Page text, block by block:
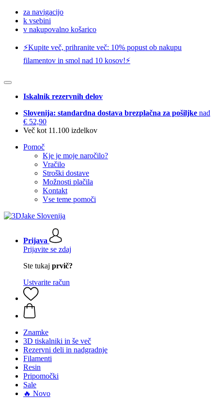
za navigacijo
k vsebini
v nakupovalno košarico
⚡️Kupite več, prihranite več: 10% popust ob nakupu
filamentov in smol nad 10 kosov!⚡️
Iskalnik rezervnih delov
Slovenija: standardna dostava brezplačna za pošiljke nad
€ 52,90
Več kot 11.100 izdelkov
Pomoč
Kje je moje naročilo?
Vračilo
Stroški dostave
Možnosti plačila
Kontakt
Vse teme pomoči
Prijava
Prijavite se zdaj
Ste tukaj prvič?
Ustvarite račun
Znamke
3D tiskalniki in še več
Rezervni deli in nadgradnje
Filamenti
Resin
Pripomočki
Sale
🔥 Novo